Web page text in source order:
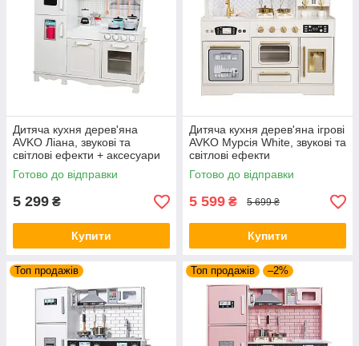
Дитяча кухня дерев'яна
AVKO Ліана, звукові та
світлові ефекти + аксесуари
Готово до відправки
5 299 ₴
Купити
Дитяча кухня дерев'яна ігрові
AVKO Мурсія White, звукові та
світлові ефекти
Готово до відправки
5 599 ₴ 5 699 ₴
Купити
Топ продажів Топ продажів –2%